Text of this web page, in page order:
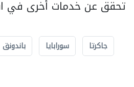
تحقق عن خدمات أخرى في
جاكرتا سورابايا باندونق